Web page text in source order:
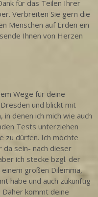
für das Teilen Ihrer
Verbreiten Sie gern die
Menschen auf Erden ein
Ihnen von Herzen
Wege für deine
und blickt mit
denen ich mich wie auch
Tests unterziehen
zu dürfen. Ich möchte
da sein- nach dieser
ich stecke bzgl. der
großen Dilemma,
habe und auch zukünftig
kommt deine